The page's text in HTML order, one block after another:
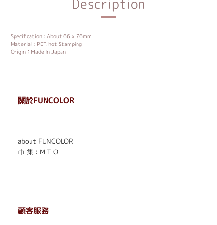
Description
Specification : About 66 x 76mm
Material : PET, hot Stamping
Origin：Made In Japan
關於FUNCOLOR
about FUNCOLOR
市 集 : M T O
顧客服務